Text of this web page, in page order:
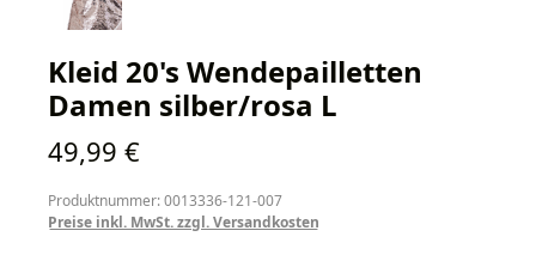
Kleid 20's Wendepailletten
Damen silber/rosa L
Regulärer Preis:
49,99 €
Produktnummer: 0013336-121-007
Preise inkl. MwSt. zzgl. Versandkosten